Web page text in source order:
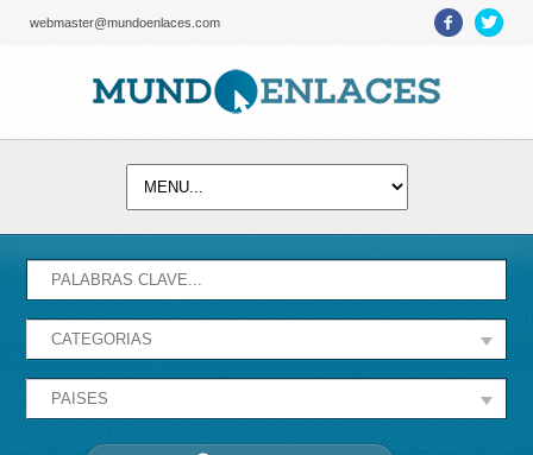
webmaster@mundoenlaces.com